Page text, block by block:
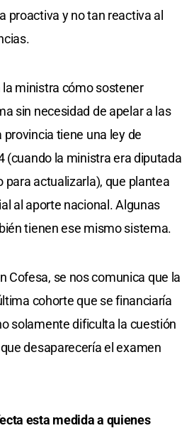
proactiva y no tan reactiva al
ministra cómo sostener
sin necesidad de apelar a las
tiene una ley de
(cuando la ministra era diputada
para actualizarla), que plantea
al aporte nacional. Algunas
tienen ese mismo sistema.
Cofesa, se nos comunica que la
cohorte que se financiaría
solamente dificulta la cuestión
desaparecería el examen
esta medida a quienes